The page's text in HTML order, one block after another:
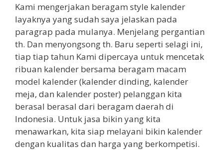
Kami mengerjakan beragam style kalender
layaknya yang sudah saya jelaskan pada
paragrap pada mulanya. Menjelang pergantian
th. Dan menyongsong th. Baru seperti selagi ini,
tiap tiap tahun Kami dipercaya untuk mencetak
ribuan kalender bersama beragam macam
model kalender (kalender dinding, kalender
meja, dan kalender poster) pelanggan kita
berasal berasal dari beragam daerah di
Indonesia. Untuk jasa bikin yang kita
menawarkan, kita siap melayani bikin kalender
dengan kualitas dan harga yang berkompetisi.